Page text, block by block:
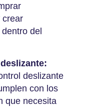
crear
del
deslizante
con los
que necesita